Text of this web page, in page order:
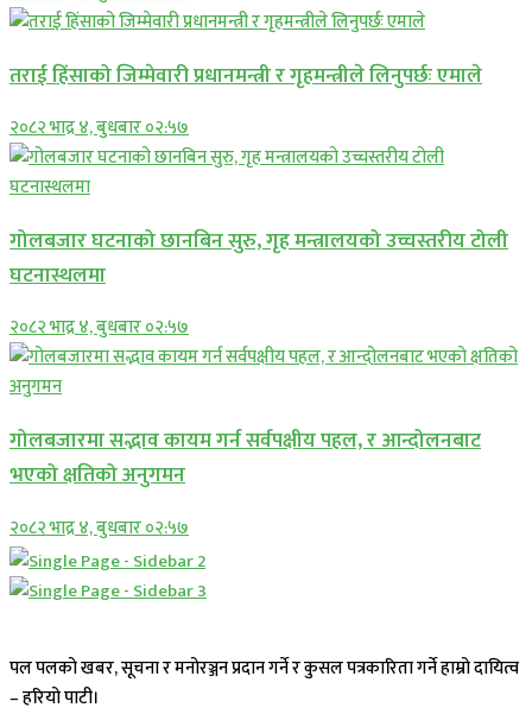
तराई हिंसाको जिम्मेवारी प्रधानमन्त्री र गृहमन्त्रीले लिनुपर्छः एमाले
२०८२ भाद्र ४, बुधबार ०२:५७
गोलबजार घटनाको छानबिन सुरु, गृह मन्त्रालयको उच्चस्तरीय टोली
घटनास्थलमा
२०८२ भाद्र ४, बुधबार ०२:५७
गोलबजारमा सद्भाव कायम गर्न सर्वपक्षीय पहल, र आन्दोलनबाट
भएको क्षतिको अनुगमन
२०८२ भाद्र ४, बुधबार ०२:५७
पल पलको खबर, सूचना र मनोरञ्जन प्रदान गर्ने र कुसल पत्रकारिता गर्ने हाम्रो दायित्व
– हरियो पाटी।